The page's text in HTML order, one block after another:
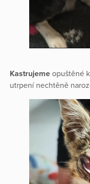
Kastrujeme opuštěné
utrpení nechtěně